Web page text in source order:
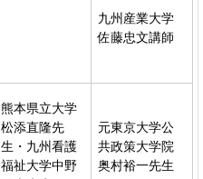
九州産業大学
佐藤忠文講師
熊本県立大学
松添直隆先
生・九州看護
福祉大学中野
元東京大学公
共政策大学院
奥村裕一先生